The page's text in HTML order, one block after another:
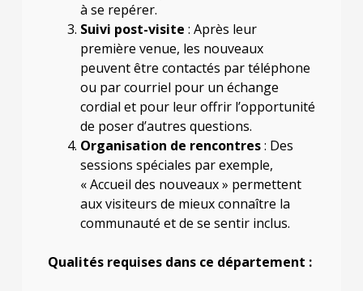
à se repérer.
Suivi post-visite : Après leur
première venue, les nouveaux
peuvent être contactés par téléphone
ou par courriel pour un échange
cordial et pour leur offrir l’opportunité
de poser d’autres questions.
Organisation de rencontres: Des
sessions spéciales par exemple,
« Accueil des nouveaux » permettent
aux visiteurs de mieux connaître la
communauté et de se sentir inclus.
Qualités requises dans ce département :